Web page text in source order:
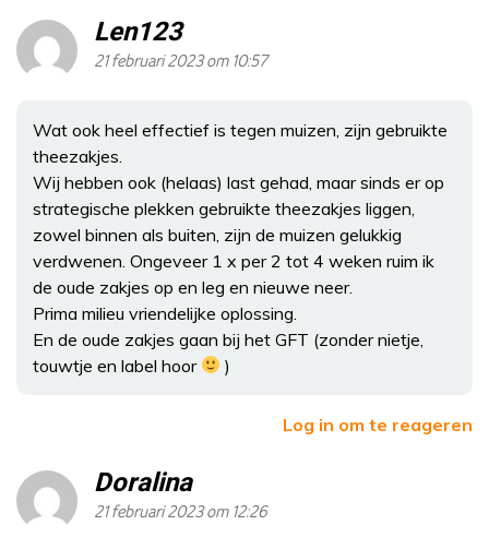
Len123
21 februari 2023 om 10:57
Wat ook heel effectief is tegen muizen, zijn gebruikte
theezakjes.
Wij hebben ook (helaas) last gehad, maar sinds er op
strategische plekken gebruikte theezakjes liggen,
zowel binnen als buiten, zijn de muizen gelukkig
verdwenen. Ongeveer 1 x per 2 tot 4 weken ruim ik
de oude zakjes op en leg en nieuwe neer.
Prima milieu vriendelijke oplossing.
En de oude zakjes gaan bij het GFT (zonder nietje,
touwtje en label hoor
)
Log in om te reageren
Doralina
21 februari 2023 om 12:26